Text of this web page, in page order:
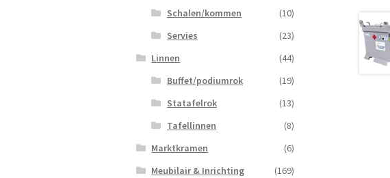
Schalen/kommen
(10)
Servies
(23)
Linnen
(44)
Buffet/podiumrok
(19)
Statafelrok
(13)
Tafellinnen
(8)
Marktkramen
(6)
Meubilair & Inrichting
(169)